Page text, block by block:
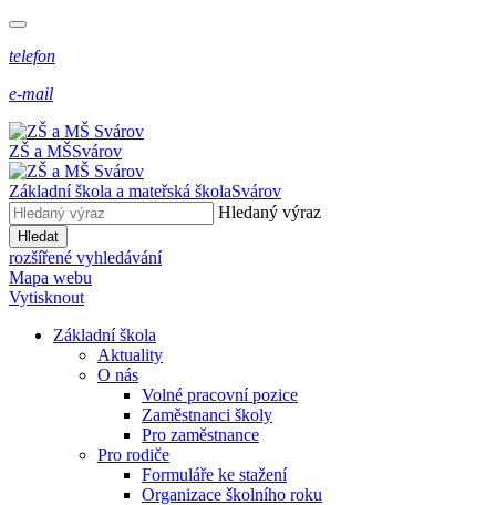
telefon
e-mail
ZŠ a MŠSvárov
Základní škola a mateřská školaSvárov
Hledaný výraz
Hledat
rozšířené vyhledávání
Mapa webu
Vytisknout
Základní škola
Aktuality
O nás
Volné pracovní pozice
Zaměstnanci školy
Pro zaměstnance
Pro rodiče
Formuláře ke stažení
Organizace školního roku